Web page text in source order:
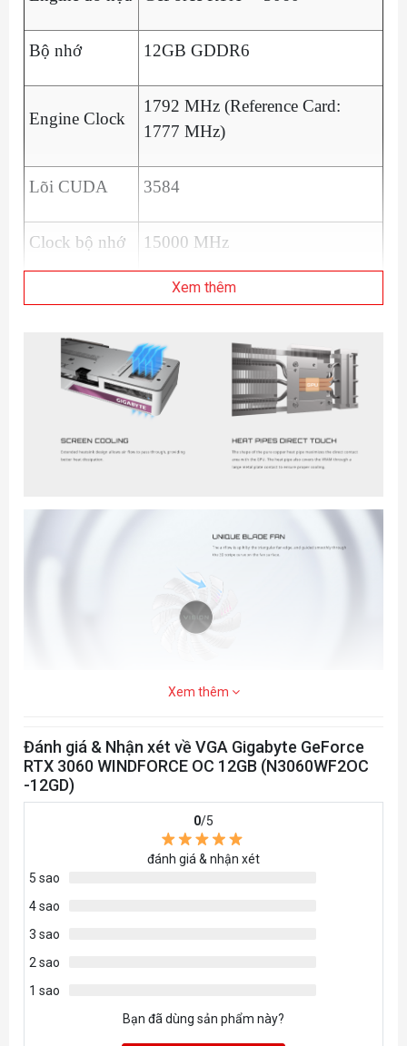
Bộ nhớ 1‎2GB GDDR6
Engine Clock
1792 MHz (Reference Card:
1777 MHz)
Lõi CUDA 3‎584
Clock bộ nhớ 1‎5000 MHz
1‎92 bit
Độ phân giải 7‎680x4320
Card Bus PCI-E 4.0 x 16
HDMI 2.1 *2
L=198 W=121 H=39 mm
5‎50W
8‎ pin*1
Hỗ trợ SLI N/A
Xem thêm
Xem thêm
Đánh giá & Nhận xét về VGA Gigabyte GeForce
RTX 3060 WINDFORCE OC 12GB (N3060WF2OC
-12GD)
0/5
đánh giá & nhận xét
5 sao
4 sao
3 sao
2 sao
1 sao
Bạn đã dùng sản phẩm này?